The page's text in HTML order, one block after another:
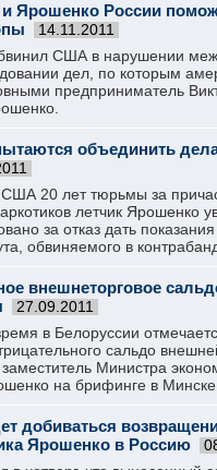
и Ярошенко России
14.11.2011
США в нарушении
дел, по которым
предприниматель
объединить
20 лет тюрьмы за
летчик Ярошенко
за отказ дать
обвиняемого в
внешнеторговое
27.09.2011
в Белоруссии
сальдо
Министра
на брифинге в Минске.
добиваться
Ярошенко в Россию